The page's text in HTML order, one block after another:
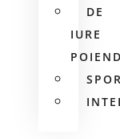
DE
IURE